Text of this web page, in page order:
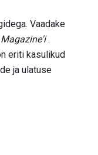
Vaadake
Magazine'i.
eriti kasulikud
ja ulatuse